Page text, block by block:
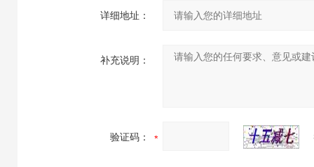
详细地址：
补充说明：
验证码：